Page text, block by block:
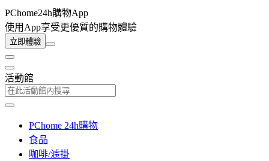
PChome24h購物App
使用App享受更優質的購物體驗
立即體驗
活動館
PChome 24h購物
食品
咖啡/濾掛